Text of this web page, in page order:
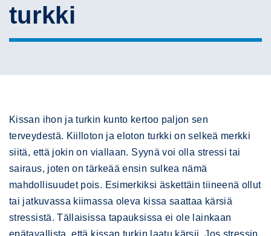
turkki
Kissan ihon ja turkin kunto kertoo paljon sen
terveydestä. Kiilloton ja eloton turkki on selkeä merkki
siitä, että jokin on viallaan. Syynä voi olla stressi tai
sairaus, joten on tärkeää ensin sulkea nämä
mahdollisuudet pois. Esimerkiksi äskettäin tiineenä ollut
tai jatkuvassa kiimassa oleva kissa saattaa kärsiä
stressistä. Tällaisissa tapauksissa ei ole lainkaan
epätavallista, että kissan turkin laatu kärsii. Jos stressin